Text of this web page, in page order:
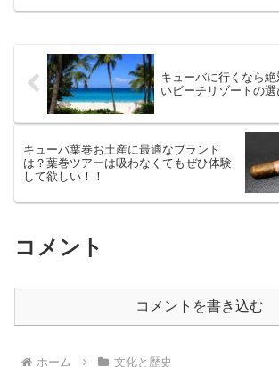
キューバに行くなら
いビーチリゾートの選
キューバ葉巻お土産に最適なブランド
は？葉巻ツアーは吸わなくてもぜひ体験
して欲しい！！
コメント
コメントを書き込む
ホーム 文化と歴史